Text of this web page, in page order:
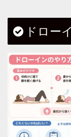
ドロー